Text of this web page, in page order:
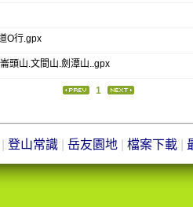
O行.gpx
頭山.文間山.劍潭山..gpx
1
登山常識| 岳友園地| 檔案下載|